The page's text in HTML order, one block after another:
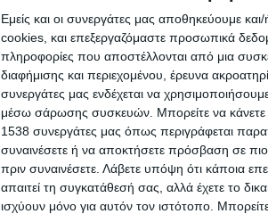
Εμείς και οι συνεργάτες μας αποθηκεύουμε
cookies, και επεξεργαζόμαστε προσωπικά
πληροφορίες που αποστέλλονται από μια
διαφήμισης και περιεχομένου, έρευνα
συνεργάτες μας ενδέχεται να
μέσω σάρωσης συσκευών. Μπορείτε να κάνετε
1538 συνεργάτες μας όπως περιγράφεται
συναινέσετε ή να αποκτήσετε πρόσβαση σε πιο
πριν συναινέσετε. Λάβετε υπόψη ότι κάποια
απαιτεί τη συγκατάθεσή σας, αλλά έχετε το
ισχύουν μόνο για αυτόν τον ιστότοπο.
κλιμακώνονται
παιδιών που βαρύνουν
μπορούν να πάρουν
ποσού που τους αναλογεί
πετρελαίου.
(Δείτε εδώ πίνακες με το